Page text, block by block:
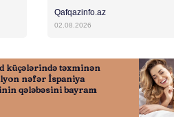
Qafqazinfo.az
02.08.2026